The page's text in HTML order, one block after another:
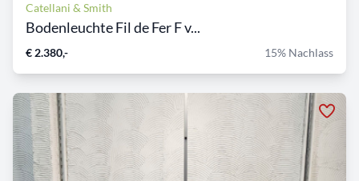
Catellani & Smith
Bodenleuchte Fil de Fer F v...
€ 2.380,- 15% Nachlass